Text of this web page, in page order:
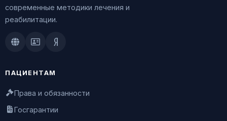
современные методики лечения и
реабилитации.
Doctu.ruПроДокторов
Яндекс.Здоровье
ПАЦИЕНТАМ
Права и обязанности
Госгарантии